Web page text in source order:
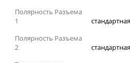
Полярность Разъема
1
стандартная
Полярность Разъема
2
стандартная